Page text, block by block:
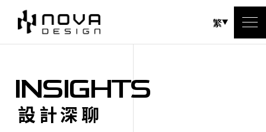
繁
INSIGHTS
設計深聊